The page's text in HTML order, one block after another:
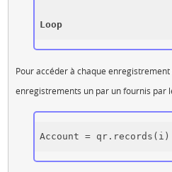
Loop
Pour accéder à chaque
enregistrements un par un fournis par